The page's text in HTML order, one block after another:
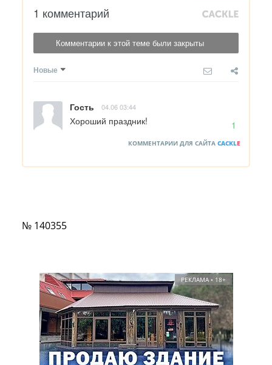
1 комментарий
Комментарии к этой теме были закрыты
Новые
Гость 04.06 03:44
Хороший праздник! 1
КОММЕНТАРИИ ДЛЯ САЙТА CACKLE
№ 140355
РЕКЛАМА • 18+